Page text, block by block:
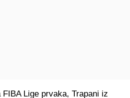
Lige prvaka, Trapani iz